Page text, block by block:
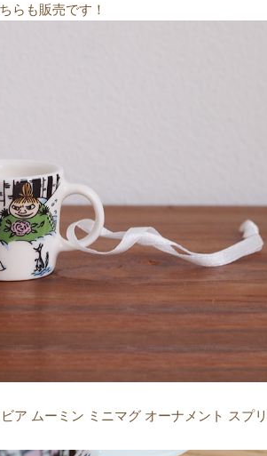
らも販売です！
ア ムーミン ミニマグ オーナメント スプ